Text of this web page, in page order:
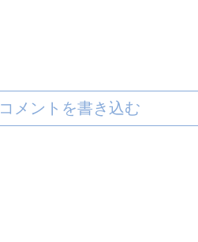
コメントを書き込む